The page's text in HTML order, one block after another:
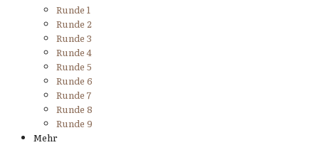
Runde 1
Runde 2
Runde 3
Runde 4
Runde 5
Runde 6
Runde 7
Runde 8
Runde 9
Mehr